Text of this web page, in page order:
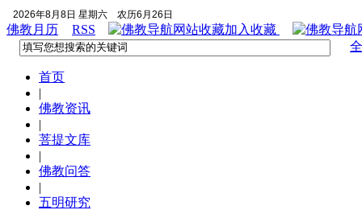
2026年8月8日 星期六 农历6月26日
佛教月历 RSS 加入收藏
首页
|
佛教资讯
|
菩提文库
|
佛教问答
|
五明研究